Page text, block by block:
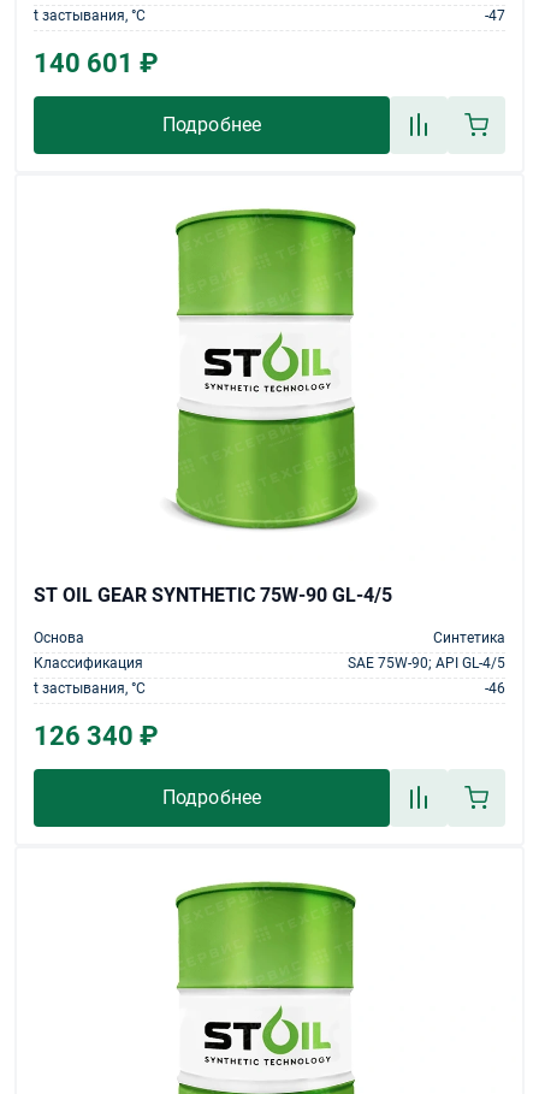
t застывания, °С
-47
140 601 ₽
Подробнее
ST OIL GEAR SYNTHETIC 75W-90 GL-4/5
Основа
Синтетика
Классификация
SAE 75W-90; API GL-4/5
t застывания, °С
-46
126 340 ₽
Подробнее